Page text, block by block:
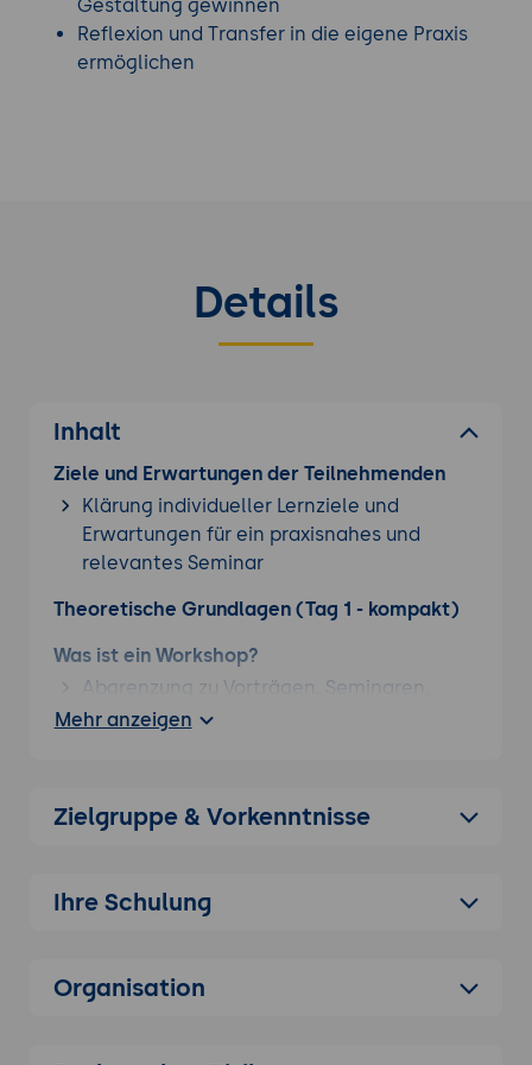
Teilnehmende sind ausdrücklich eingeladen,
**eigene Workshop-Themen oder Ideen**
mitzubringen. Diese dienen im Praxisteil als
Gestaltung gewinnen
Reflexion und Transfer in die eigene Praxis
ermöglichen
Details
Inhalt
Ziele und Erwartungen der Teilnehmenden
Klärung individueller Lernziele und
Erwartungen für ein praxisnahes und
relevantes Seminar
Theoretische Grundlagen (Tag 1 - kompakt)
Was ist ein Workshop?
Abgrenzung zu Vorträgen, Seminaren,
Schulungen
Wissensvermittlung)
SMARTe Lernziele
Vorwissen, Erwartungen)
Mehr anzeigen
Zielgruppe & Vorkenntnisse
Ihre Schulung
Organisation